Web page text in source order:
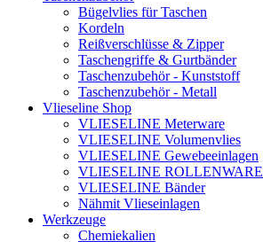
Bügelvlies für Taschen
Kordeln
Reißverschlüsse & Zipper
Taschengriffe & Gurtbänder
Taschenzubehör - Kunststoff
Taschenzubehör - Metall
Vlieseline Shop
VLIESELINE Meterware
VLIESELINE Volumenvlies
VLIESELINE Gewebeeinlagen
VLIESELINE ROLLENWARE
VLIESELINE Bänder
Nähmit Vlieseinlagen
Werkzeuge
Chemiekalien